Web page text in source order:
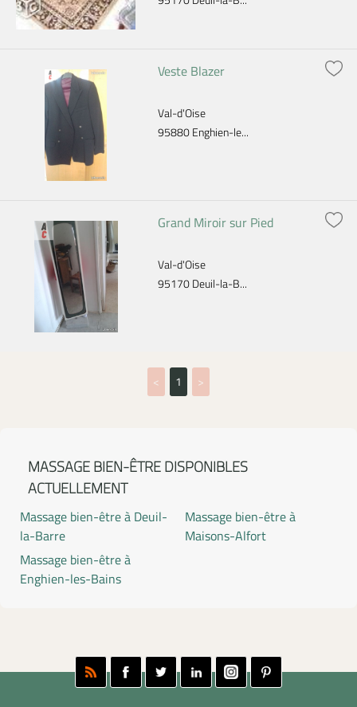
Veste Blazer
Val-d'Oise
95880 Enghien-le...
Grand Miroir sur Pied
Val-d'Oise
95170 Deuil-la-B...
< 1 >
MASSAGE BIEN-ÊTRE DISPONIBLES
ACTUELLEMENT
Massage bien-être à Deuil-
la-Barre
Massage bien-être à
Enghien-les-Bains
Massage bien-être à
Maisons-Alfort